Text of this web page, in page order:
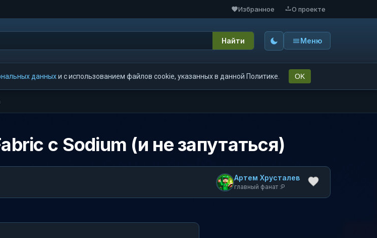
Избранное О проекте
Найти Меню
данныхи с использованием файлов cookie, указанных в данной Политике. OK
с Sodium (и не запутаться)
Артем Хрусталев
главный фанат :P